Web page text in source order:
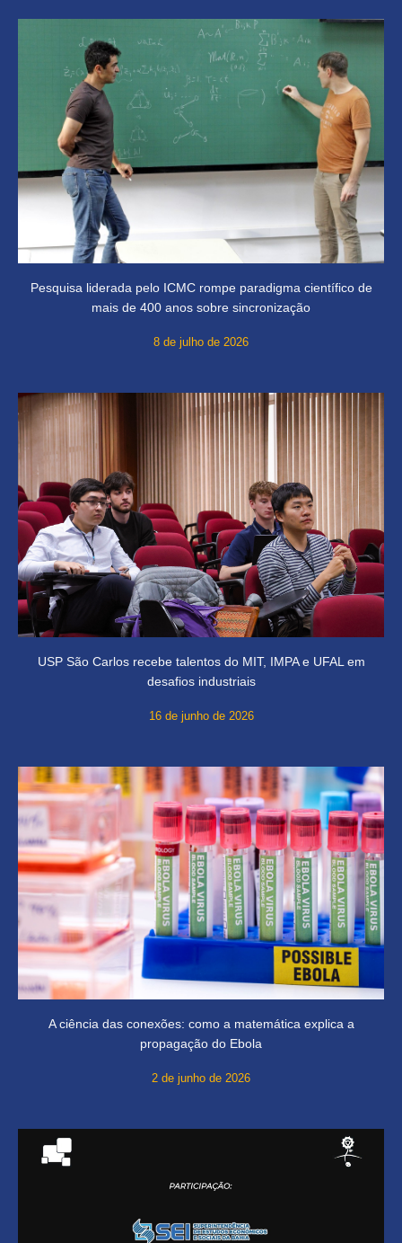
Pesquisa liderada pelo ICMC rompe paradigma científico de
mais de 400 anos sobre sincronização
8 de julho de 2026
USP São Carlos recebe talentos do MIT, IMPA e UFAL em
desafios industriais
16 de junho de 2026
A ciência das conexões: como a matemática explica a
propagação do Ebola
2 de junho de 2026